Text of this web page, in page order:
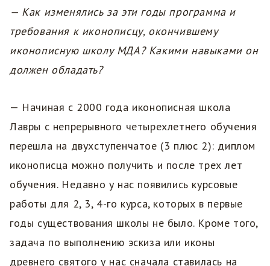
— Как изменялись за эти годы программа и
требования к иконописцу, окончившему
иконописную школу МДА? Какими навыками он
должен обладать?
— Начиная с 2000 года иконописная школа
Лавры с непрерывного четырехлетнего обучения
перешла на двухступенчатое (3 плюс 2): диплом
иконописца можно получить и после трех лет
обучения. Недавно у нас появились курсовые
работы для 2, 3, 4-го курса, которых в первые
годы существования школы не было. Кроме того,
задача по выполнению эскиза или иконы
древнего святого у нас сначала ставилась на